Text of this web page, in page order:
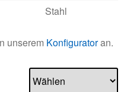
Stahl
unserem Konfiguratoran.